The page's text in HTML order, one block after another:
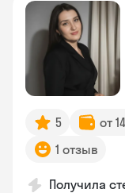
5 от
1 отзыв
Получила